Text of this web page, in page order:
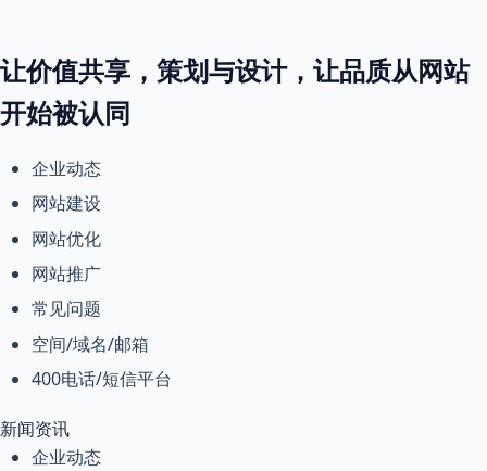
让价值共享，策划与设计，让品质从网站
开始被认同
企业动态
网站建设
网站优化
网站推广
常见问题
空间/域名/邮箱
400电话/短信平台
新闻资讯
企业动态